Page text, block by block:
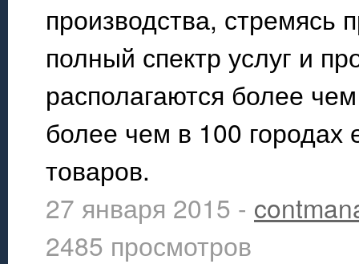
производства, стремясь
полный спектр услуг и
располагаются более
более чем в 100 городах
товаров.
27 января 2015 -
2485 просмотров